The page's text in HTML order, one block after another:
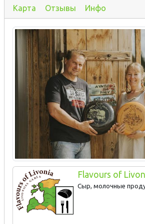
Карта Отзывы Инфо
Flavours of
Сыр, молочные